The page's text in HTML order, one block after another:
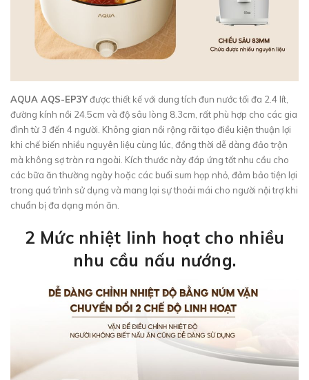
AQUA AQS-EP3Yđược thiết kế với dung tích đun nước tối đa 2.4 lít,
đường kính nồi 24.5cm và độ sâu lòng 8.3cm, rất phù hợp cho các gia
đình từ 3 đến 4 người. Không gian nồi rộng rãi tạo điều kiện thuận lợi
khi chế biến nhiều nguyên liệu cùng lúc, đồng thời dễ dàng đảo trộn
mà không sợ tràn ra ngoài. Kích thước này đáp ứng tốt nhu cầu cho
các bữa ăn thường ngày hoặc các buổi sum họp nhỏ, đảm bảo tiện lợi
trong quá trình sử dụng và mang lại sự thoải mái cho người nội trợ khi
chuẩn bị đa dạng món ăn.
2 Mức nhiệt linh hoạt cho nhiều
nhu cầu nấu nướng.